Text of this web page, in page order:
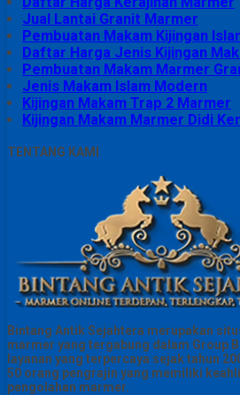
Jual Lantai Granit Marmer
Pembuatan Makam Kijingan
Daftar Harga Jenis Kijingan
Pembuatan Makam Marmer
Jenis Makam Islam Modern
Kijingan Makam Trap 2 Marmer
Kijingan Makam Marmer Didi
TENTANG KAMI
Bintang Antik Sejahtera merupakan
marmer yang tergabung dalam Group
layanan yang terpercaya sejak tahun
50 orang pengrajin yang memiliki
pengolahan marmer.